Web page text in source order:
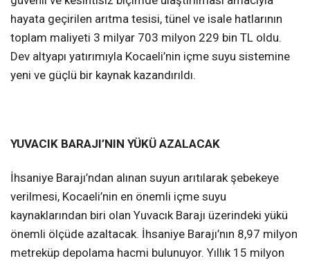
hayata geçirilen arıtma tesisi, tünel ve isale hatlarının
toplam maliyeti 3 milyar 703 milyon 229 bin TL oldu.
Dev altyapı yatırımıyla Kocaeli’nin içme suyu sistemine
yeni ve güçlü bir kaynak kazandırıldı.
YUVACIK BARAJI’NIN YÜKÜ AZALACAK
İhsaniye Barajı’ndan alınan suyun arıtılarak şebekeye
verilmesi, Kocaeli’nin en önemli içme suyu
kaynaklarından biri olan Yuvacık Barajı üzerindeki yükü
önemli ölçüde azaltacak. İhsaniye Barajı’nın 8,97 milyon
metreküp depolama hacmi bulunuyor. Yıllık 15 milyon